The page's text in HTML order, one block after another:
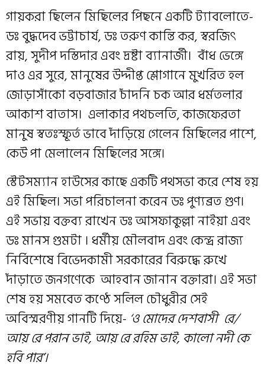
গায়করা ছিলেন মিছিলের পিছনে একটি ট্যাবলোতে-
ডঃ বুদ্ধদেব ভট্টাচার্য, ডঃ তরুণ কান্তি কর, স্বরজিৎ
রায়, সুদীপ দস্তিদার এবং দ্রষ্টা ব্যানার্জী। বাঁধ ভেঙ্গে
দাও এর সুরে, মানুষের উদ্দীপ্ত শ্লোগানে মুখরিত হল
জোড়াসাঁকো বড়বাজার চাঁদনি চক আর ধর্মতলার
আকাশ বাতাস। এলাকার পথচলতি, কাজফেরতা
মানুষ স্বতঃস্ফূর্ত ভাবে দাঁড়িয়ে গেলেন মিছিলের পাশে,
কেউ পা মেলালেন মিছিলের সঙ্গে।
স্টেটসম্যান হাউসের কাছে একটি পথসভা করে শেষ হয়
এই মিছিল। সভা পরিচালনা করেন ডঃ পুণ্যব্রত গুণ।
এই সভায় বক্তব্য রাখেন ডঃ আসফাকুল্লা নাইয়া এবং
ডঃ মানস গুমটা । ধর্মীয় মৌলবাদ এবং কেন্দ্র রাজ্য
নির্বিশেষে বিভেদকামী সরকারের বিরুদ্ধে রুখে
দাঁড়াতে জনগণেকে আহবান জানান বক্তারা। এই সভা
শেষ হয় সমবেত কণ্ঠে সলিল চৌধুরীর সেই
অবিস্মরণীয় গানটি দিয়ে- ‘ও মোদের দেশবাসী রে/
আয় রে পরান ভাই, আয় রে রহিম ভাই, কালো নদী কে
হবি পার’।